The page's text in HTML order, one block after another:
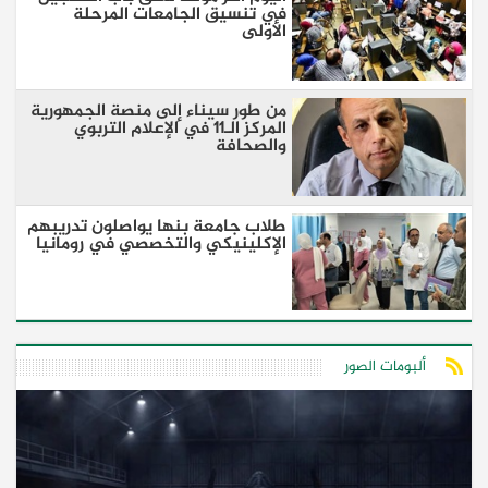
في تنسيق الجامعات المرحلة
الأولى
من طور سيناء إلى منصة الجمهورية
المركز الـ11 في الإعلام التربوي
والصحافة
طلاب جامعة بنها يواصلون تدريبهم
الإكلينيكي والتخصصي في رومانيا
ألبومات الصور